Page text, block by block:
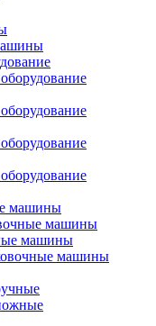
машины
машины
машины
машины